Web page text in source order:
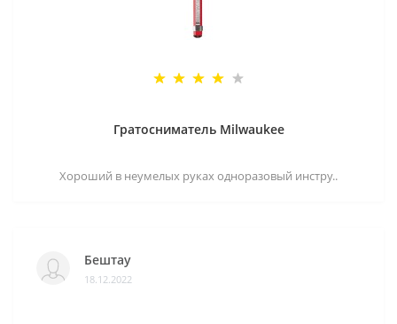
Гратосниматель Milwaukee
Хороший в неумелых руках одноразовый инстру..
Бештау
18.12.2022